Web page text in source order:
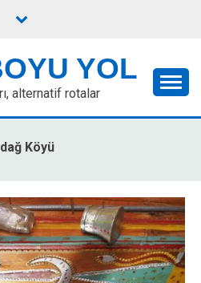
YOL
alternatif rotalar
Köyü